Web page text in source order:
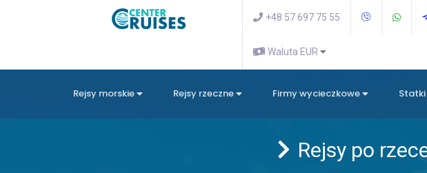
+48 57 697 75 55
Waluta EUR
Rejsy morskie Rejsy rzeczne Firmy wycieczkowe Statki
Rejsy po